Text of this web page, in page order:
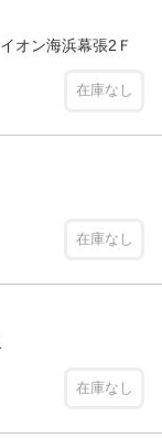
オン海浜幕張2Ｆ
在庫なし
在庫なし
在庫なし